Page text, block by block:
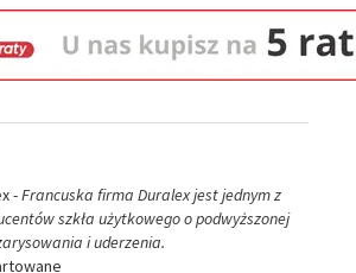
-Francuska firma Duralex jest jednym z
szkła użytkowego o podwyższonej
i uderzenia.